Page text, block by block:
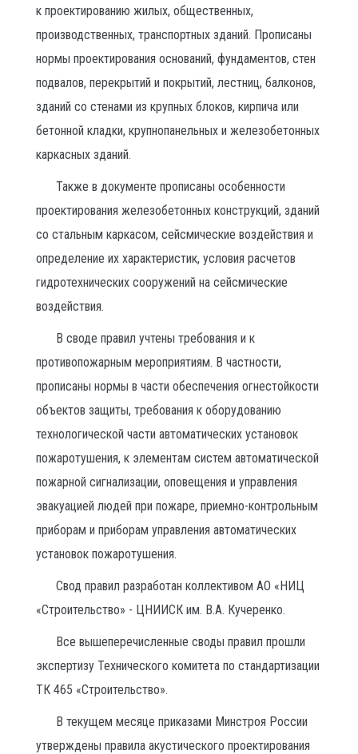
к проектированию жилых, общественных,
производственных, транспортных зданий. Прописаны
нормы проектирования оснований, фундаментов, стен
подвалов, перекрытий и покрытий, лестниц, балконов,
зданий со стенами из крупных блоков, кирпича или
бетонной кладки, крупнопанельных и железобетонных
каркасных зданий.
Также в документе прописаны особенности
проектирования железобетонных конструкций, зданий
со стальным каркасом, сейсмические воздействия и
определение их характеристик, условия расчетов
гидротехнических сооружений на сейсмические
воздействия.
В своде правил учтены требования и к
противопожарным мероприятиям. В частности,
прописаны нормы в части обеспечения огнестойкости
объектов защиты, требования к оборудованию
технологической части автоматических установок
пожаротушения, к элементам систем автоматической
пожарной сигнализации, оповещения и управления
эвакуацией людей при пожаре, приемно-контрольным
приборам и приборам управления автоматических
установок пожаротушения.
Свод правил разработан коллективом АО «НИЦ
«Строительство» - ЦНИИСК им. В.А. Кучеренко.
Все вышеперечисленные своды правил прошли
экспертизу Технического комитета по стандартизации
ТК 465 «Строительство».
В текущем месяце приказами Минстроя России
утверждены правила акустического проектирования